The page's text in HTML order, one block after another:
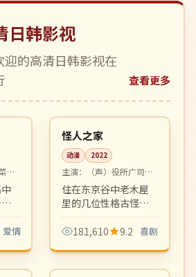
日韩影视
迎的高清日韩影视在
查看更多
、
爱情
日本
高分 99:43
怪人之家
动漫 2022
主演：
（声）役所广司、
宫崎葵 等
住在东京谷中老木屋
里的几位性格古怪老
人收留了一位逃跑少
女。日常风的奇幻动
181,610 9.2 喜剧
完结 30:31